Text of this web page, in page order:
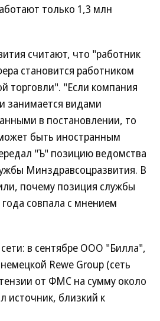
только 1,3 млн
считают, что "работник
становится работником
торговли". "Если компания
занимается видами
в постановлении, то
быть иностранным
"Ъ" позицию ведомства
Минздравсоцразвития. В
почему позиция службы
года совпала с мнением
в сентябре ООО "Билла",
Rewe Group (сеть
от ФМС на сумму около
источник, близкий к